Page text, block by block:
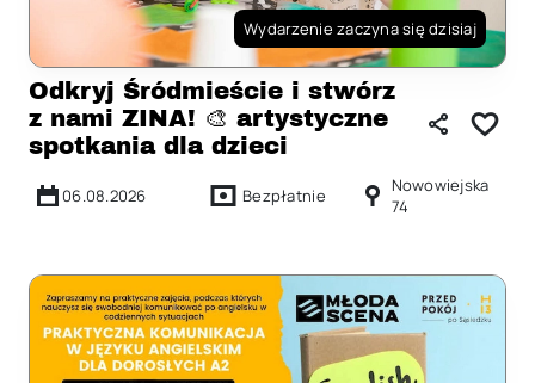
Wydarzenie zaczyna się dzisiaj
Odkryj Śródmieście i stwórz
z nami ZINA! 🎨 artystyczne
spotkania dla dzieci
06.08.2026 Bezpłatnie
Nowowiejska
74